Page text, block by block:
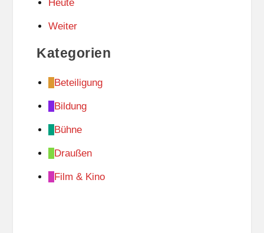
Heute
Weiter
Kategorien
Beteiligung
Bildung
Bühne
Draußen
Film & Kino